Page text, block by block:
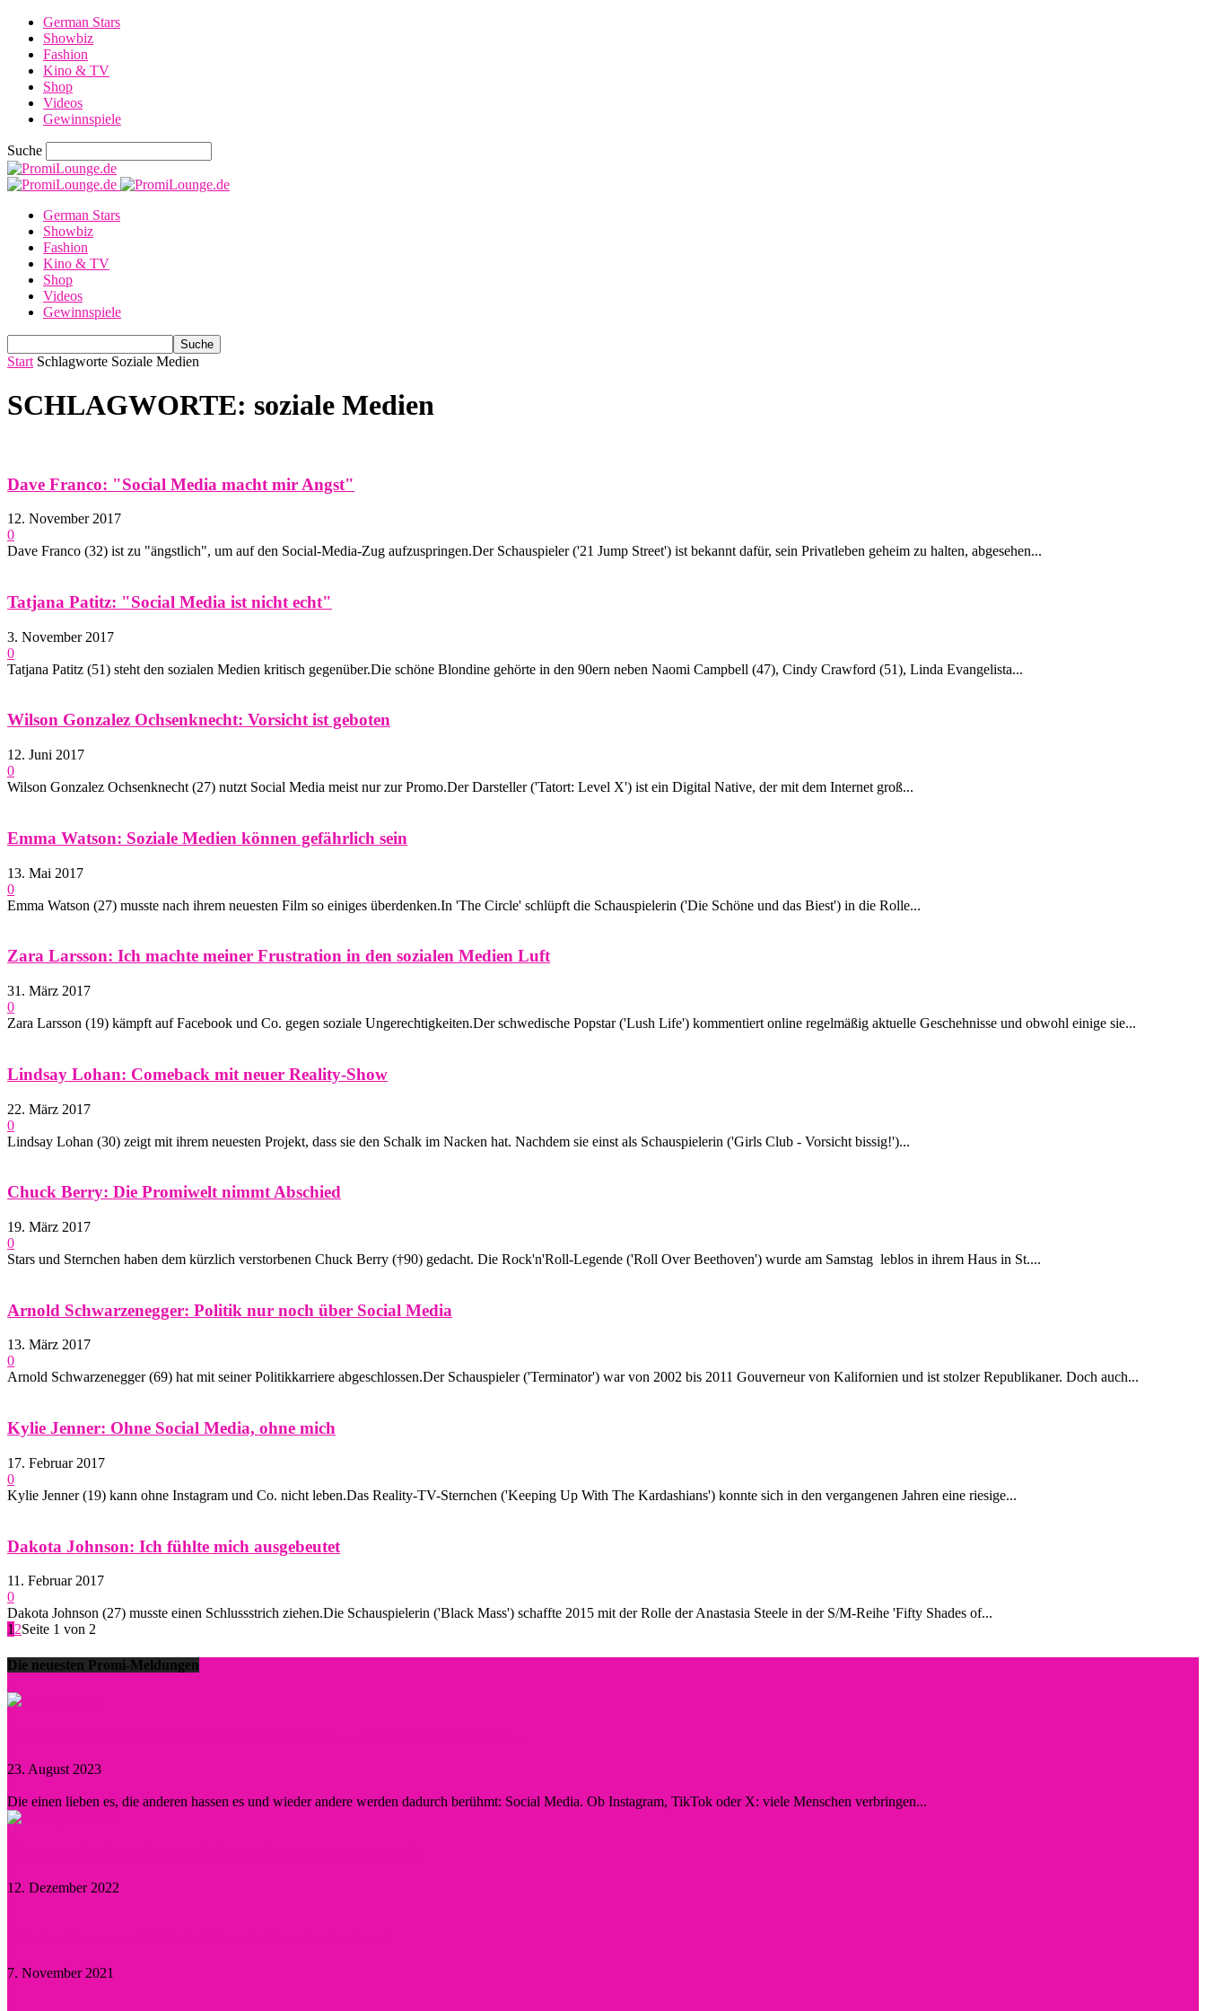
German Stars
Showbiz
Fashion
Kino & TV
Shop
Videos
Gewinnspiele
Suche
German Stars
Showbiz
Fashion
Kino & TV
Shop
Videos
Gewinnspiele
Start Schlagworte Soziale Medien
SCHLAGWORTE: soziale Medien
Dave Franco: "Social Media macht mir Angst"
12. November 2017
0
Dave Franco (32) ist zu "ängstlich", um auf den Social-Media-Zug aufzuspringen.Der Schauspieler ('21 Jump Street') ist bekannt dafür, sein Privatleben geheim zu halten, abgesehen...
Tatjana Patitz: "Social Media ist nicht echt"
3. November 2017
0
Tatjana Patitz (51) steht den sozialen Medien kritisch gegenüber.Die schöne Blondine gehörte in den 90ern neben Naomi Campbell (47), Cindy Crawford (51), Linda Evangelista...
Wilson Gonzalez Ochsenknecht: Vorsicht ist geboten
12. Juni 2017
0
Wilson Gonzalez Ochsenknecht (27) nutzt Social Media meist nur zur Promo.Der Darsteller ('Tatort: Level X') ist ein Digital Native, der mit dem Internet groß...
Emma Watson: Soziale Medien können gefährlich sein
13. Mai 2017
0
Emma Watson (27) musste nach ihrem neuesten Film so einiges überdenken.In 'The Circle' schlüpft die Schauspielerin ('Die Schöne und das Biest') in die Rolle...
Zara Larsson: Ich machte meiner Frustration in den sozialen Medien Luft
31. März 2017
0
Zara Larsson (19) kämpft auf Facebook und Co. gegen soziale Ungerechtigkeiten.Der schwedische Popstar ('Lush Life') kommentiert online regelmäßig aktuelle Geschehnisse und obwohl einige sie...
Lindsay Lohan: Comeback mit neuer Reality-Show
22. März 2017
0
Lindsay Lohan (30) zeigt mit ihrem neuesten Projekt, dass sie den Schalk im Nacken hat. Nachdem sie einst als Schauspielerin ('Girls Club - Vorsicht bissig!')...
Chuck Berry: Die Promiwelt nimmt Abschied
19. März 2017
0
Stars und Sternchen haben dem kürzlich verstorbenen Chuck Berry (†90) gedacht. Die Rock'n'Roll-Legende ('Roll Over Beethoven') wurde am Samstag leblos in ihrem Haus in St....
Arnold Schwarzenegger: Politik nur noch über Social Media
13. März 2017
0
Arnold Schwarzenegger (69) hat mit seiner Politikkarriere abgeschlossen.Der Schauspieler ('Terminator') war von 2002 bis 2011 Gouverneur von Kalifornien und ist stolzer Republikaner. Doch auch...
Kylie Jenner: Ohne Social Media, ohne mich
17. Februar 2017
0
Kylie Jenner (19) kann ohne Instagram und Co. nicht leben.Das Reality-TV-Sternchen ('Keeping Up With The Kardashians') konnte sich in den vergangenen Jahren eine riesige...
Dakota Johnson: Ich fühlte mich ausgebeutet
11. Februar 2017
0
Dakota Johnson (27) musste einen Schlussstrich ziehen.Die Schauspielerin ('Black Mass') schaffte 2015 mit der Rolle der Anastasia Steele in der S/M-Reihe 'Fifty Shades of...
1 2Seite 1 von 2
Die neuesten Promi-Meldungen
23. August 2023
Die einen lieben es, die anderen hassen es und wieder andere werden dadurch berühmt: Social Media. Ob Instagram, TikTok oder X: viele Menschen verbringen...
12. Dezember 2022
7. November 2021